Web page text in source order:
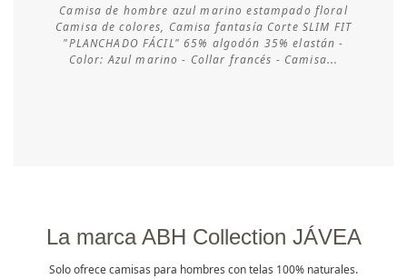
Consultar disponibilidad
Camisa de hombre azul marino estampado floral
Camisa de colores, Camisa fantasía Corte SLIM FIT
"PLANCHADO FÁCIL" 65% algodón 35% elastán -
Color: Azul marino - Collar francés - Camisa...
La marca ABH Collection JÁVEA
Solo ofrece camisas para hombres con telas 100% naturales.